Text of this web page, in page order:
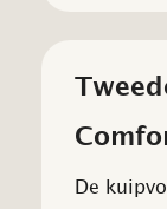
De